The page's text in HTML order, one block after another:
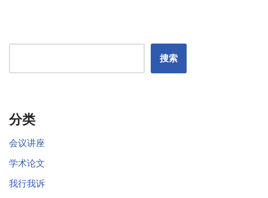
搜索
分类
会议讲座
学术论文
我行我诉